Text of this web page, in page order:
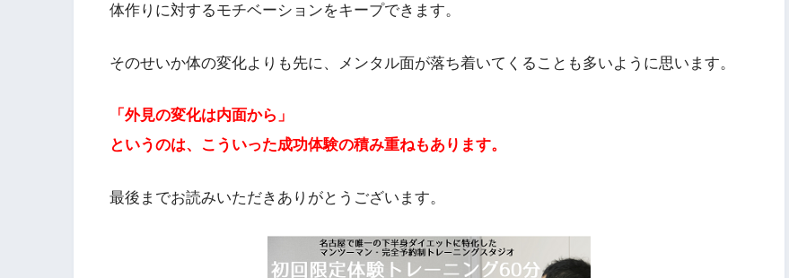
体作りに対するモチベーションをキープできます。
そのせいか体の変化よりも先に、メンタル面が落ち着いてくることも多いように思います。
「外見の変化は内面から」
というのは、こういった成功体験の積み重ねもあります。
最後までお読みいただきありがとうございます。